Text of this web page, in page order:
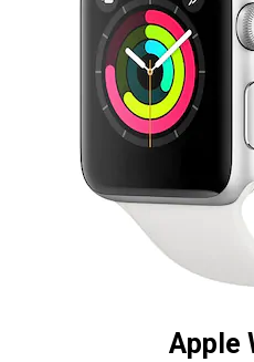
Apple